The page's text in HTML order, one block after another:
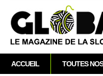
M
e
ACCUEIL TOUTES